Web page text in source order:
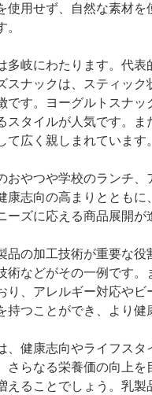
使用せず、自然な素材
多岐にわたります。代
スナックは、スティッ
です。ヨーグルトスナ
スタイルが人気です。
広く親しまれています。
おやつや学校のランチ
康志向の高まりととも
ズに応える商品展開が
品の加工技術が重要な
術などがその一例です
り、アレルギー対応やビ
持つことができ、より健
、健康志向やライフスタ
さらなる栄養価の向上
えることでしょう。乳